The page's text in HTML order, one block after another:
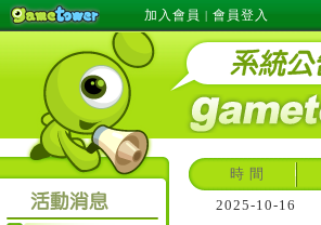
加入會員 | 會員登入
時 間
2025-10-16